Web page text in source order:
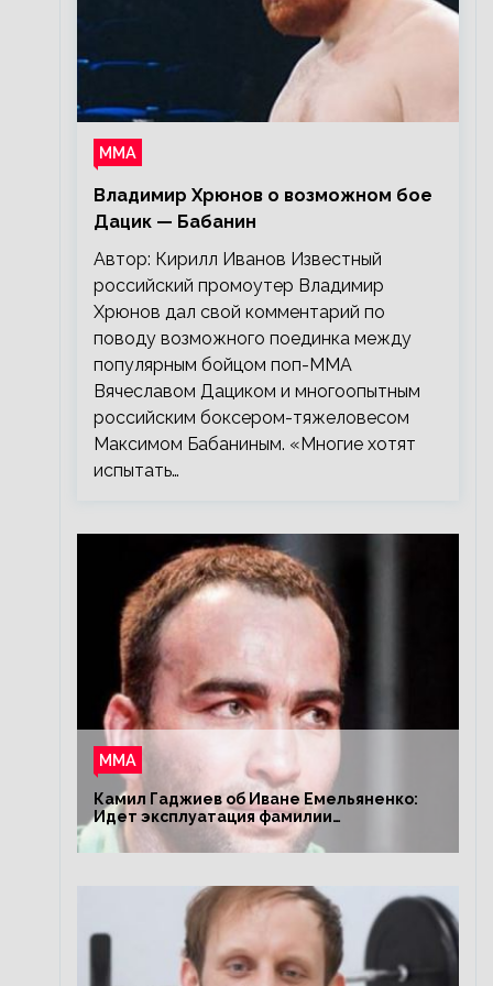
ММА
Владимир Хрюнов о возможном бое
Дацик — Бабанин
Автор: Кирилл Иванов Известный
российский промоутер Владимир
Хрюнов дал свой комментарий по
поводу возможного поединка между
популярным бойцом поп-ММА
Вячеславом Дациком и многоопытным
российским боксером-тяжеловесом
Максимом Бабаниным. «Многие хотят
испытать…
ММА
Камил Гаджиев об Иване Емельяненко:
Идет эксплуатация фамилии
Емельяненко